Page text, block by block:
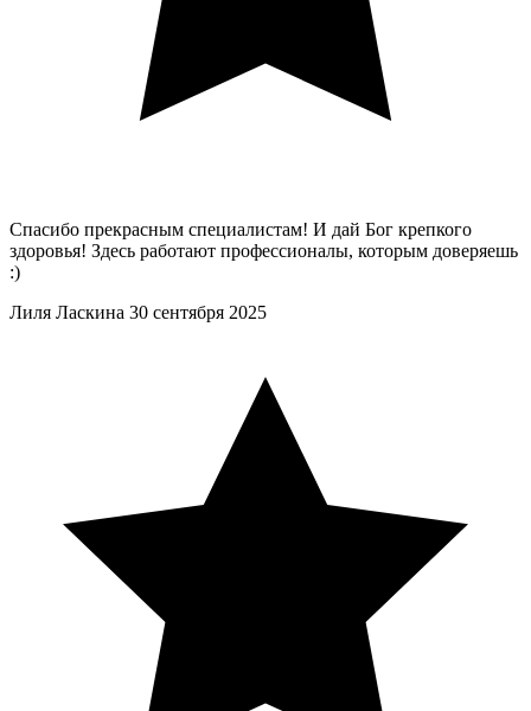
Спасибо прекрасным специалистам! И дай Бог крепкого
здоровья! Здесь работают профессионалы, которым доверяешь
:)
Лиля Ласкина 30 сентября 2025